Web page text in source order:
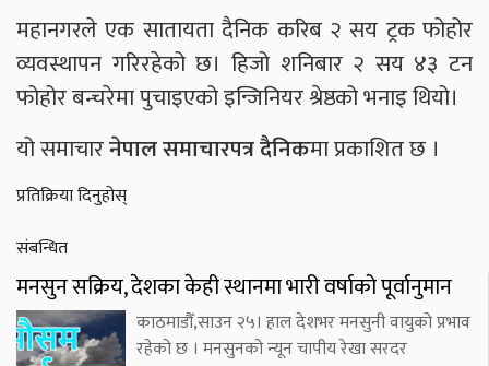
महानगरले एक सातायता दैनिक करिब २ सय ट्रक फोहोर
व्यवस्थापन गरिरहेको छ। हिजो शनिबार २ सय ४३ टन
फोहोर बन्चरेमा पुचाइएको इन्जिनियर श्रेष्ठको भनाइ थियो।
यो समाचारनेपाल समाचारपत्र दैनिकमा प्रकाशित छ ।
प्रतिक्रिया दिनुहोस्
संबन्धित
मनसुन सक्रिय, देशका केही स्थानमा भारी वर्षाको पूर्वानुमान
काठमाडौँ,साउन २५। हाल देशभर मनसुनी वायुको प्रभाव
रहेको छ । मनसुनको न्यून चापीय रेखा सरदर